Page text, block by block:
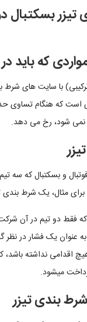
تیزر
که باید
با سایت های شرط
است که هنگام تساوی
نمی شود، رخ می دهد.
و بسکتبال که سه
مثال، یک شرط
که فقط دو تیم در آن
عنوان یک فشار در نظر
اقدامی نداشته
می­شود.
بندی تیزر